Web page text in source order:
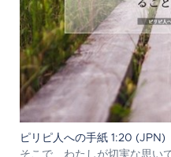
ピリピ人への手紙 1:20 (JPN)
そこで、わたしが切実な思い